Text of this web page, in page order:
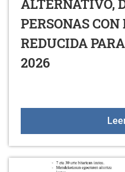
ALTERNATIVO,
PERSONAS
REDUCIDA
2026